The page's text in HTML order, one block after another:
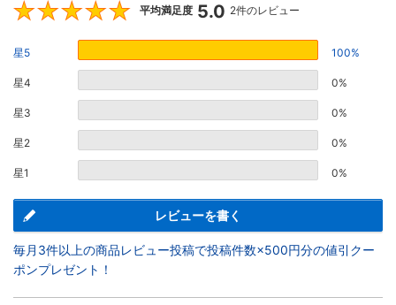
5
平均満足度 5.0 2件のレビュー
星5 100%
星4 0%
星3 0%
星2 0%
星1 0%
レビューを書く
毎月3件以上の商品レビュー投稿で投稿件数×500円分の値引クー
ポンプレゼント！